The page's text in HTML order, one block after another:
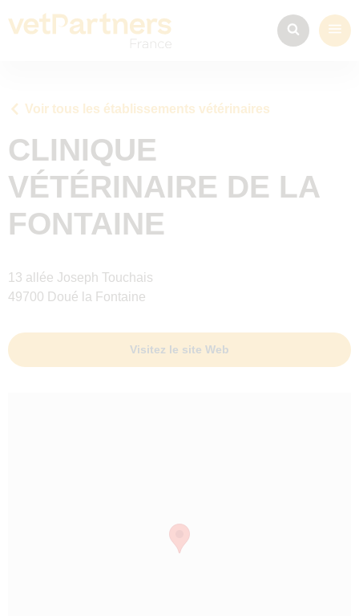
Voir tous les établissements vétérinaires
CLINIQUE
VÉTÉRINAIRE DE LA
FONTAINE
13 allée Joseph Touchais
49700 Doué la Fontaine
Visitez le site Web